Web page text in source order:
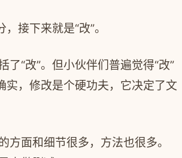
，接下来就是“改”。
了“改”。但小伙伴们普遍觉得“改”
实，修改是个硬功夫，它决定了文
方面和细节很多，方法也很多。